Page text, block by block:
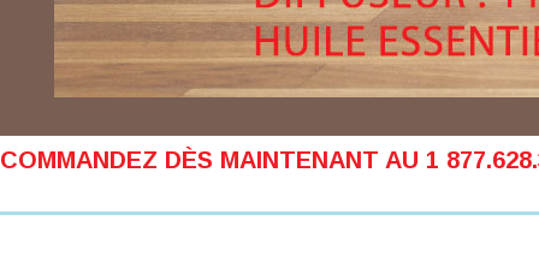
COMMANDEZ DÈS MAINTENANT AU 1